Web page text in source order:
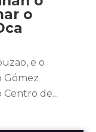
o
e o
Gómez
Centro de...